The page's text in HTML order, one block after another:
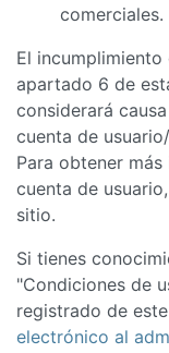
comerciales.
El incumplimiento
apartado 6 de
considerará
cuenta de
Para obtener
cuenta de
sitio.
Si tienes
"Condiciones de
registrado de
electrónico al